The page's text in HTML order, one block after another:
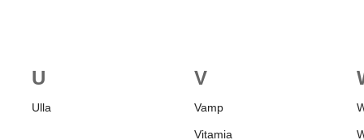
U
Ulla
V
Vamp
Vitamia